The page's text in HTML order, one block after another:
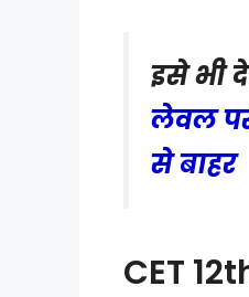
इसे भी
लेवल
से बाहर
CET